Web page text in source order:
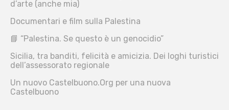
d’arte (anche mia)
Documentari e film sulla Palestina
📘 “Palestina. Se questo è un genocidio”
Sicilia, tra banditi, felicità e amicizia. Dei loghi turistici
dell’assessorato regionale
Un nuovo Castelbuono.Org per una nuova
Castelbuono